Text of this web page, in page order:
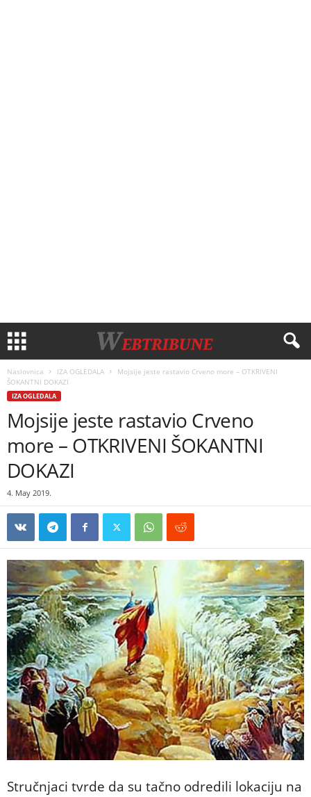
Naslovnica IZA OGLEDALA
Mojsije jeste rastavio Crveno more – OTKRIVENI
ŠOKANTNI DOKAZI
IZA OGLEDALA
Mojsije jeste rastavio Crveno
more – OTKRIVENI ŠOKANTNI
DOKAZI
4. May 2019.
Stručnjaci tvrde da su tačno odredili lokaciju na